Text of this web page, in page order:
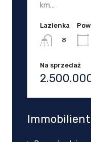
km…
Lazienka
8
Na sprzedaż